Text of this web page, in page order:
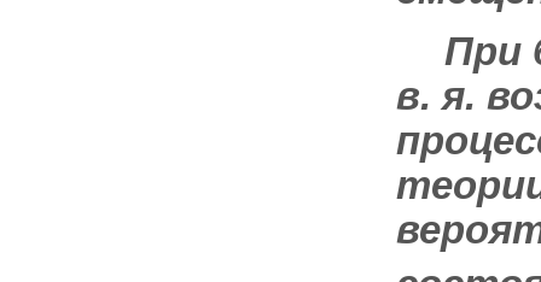
При
в. я.